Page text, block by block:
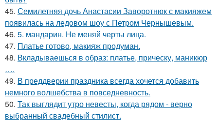
45. Семилетняя дочь Анастасии Заворотнюк с макияжем
появилась на ледовом шоу с Петром Чернышевым.
46. 5. мандарин. Не меняй черты лица.
47. Платье готово, макияж продуман.
48. Вкладываешься в образ: платье, прическу, маникюр
….
49. В преддверии праздника всегда хочется добавить
немного волшебства в повседневность.
50. Так выглядит утро невесты, когда рядом - верно
выбранный свадебный стилист.